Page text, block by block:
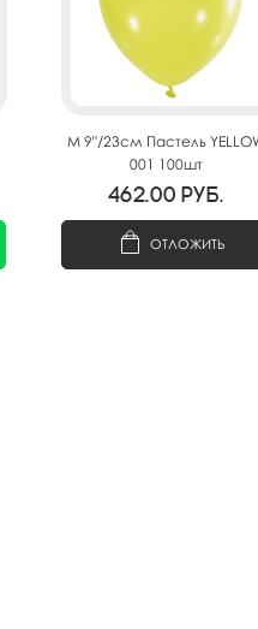
M 9"/23см Пастель
001 100шт
462.00 руб.
ОТЛОЖИТЬ